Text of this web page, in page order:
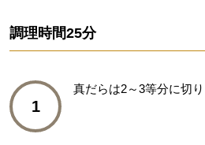
調理時間25分
1
真だらは2～3等分に切